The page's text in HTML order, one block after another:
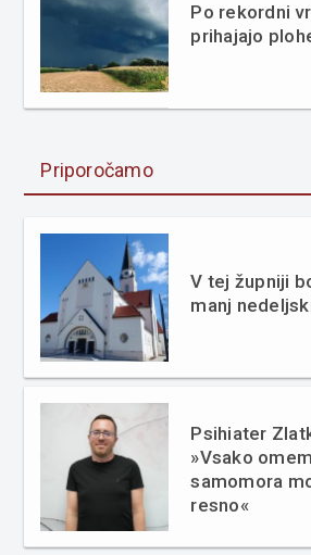
Po rekordni
prihajajo
Priporočamo
V tej župniji
manj
Psihiater
»Vsako
samomora
resno«